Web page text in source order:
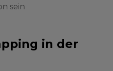
sein
in der